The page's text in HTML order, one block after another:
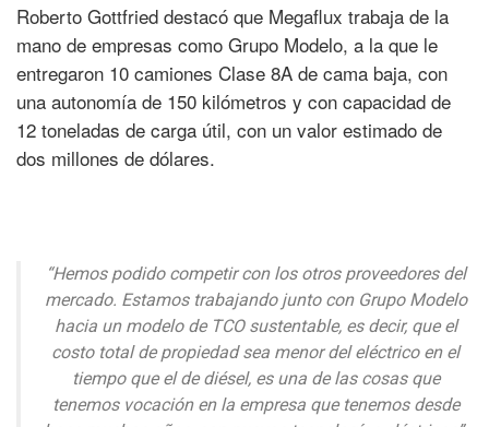
Roberto Gottfried destacó que Megaflux trabaja de la
mano de empresas como Grupo Modelo, a la que le
entregaron 10 camiones Clase 8A de cama baja, con
una autonomía de 150 kilómetros y con capacidad de
12 toneladas de carga útil, con un valor estimado de
dos millones de dólares.
“Hemos podido competir con los otros proveedores del
mercado. Estamos trabajando junto con Grupo Modelo
hacia un modelo de TCO sustentable, es decir, que el
costo total de propiedad sea menor del eléctrico en el
tiempo que el de diésel, es una de las cosas que
tenemos vocación en la empresa que tenemos desde